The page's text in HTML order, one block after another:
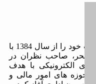
شرکت مبتکران نوین پرداز سپنتا فعالیت خود را از سال 1384 با
متبحر، صاحب نظران در
الکترونیکی با هدف
حوزه های امور مالی و